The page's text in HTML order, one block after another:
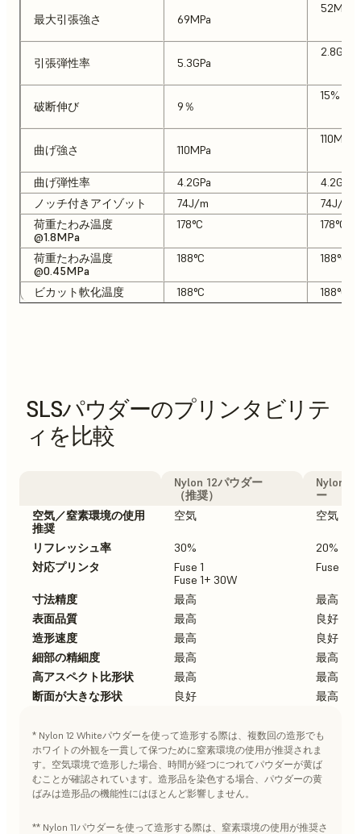
最大引張強さ 69MPa
52MPa
引張弾性率 5.3GPa
2.8GPa
破断伸び 9％
15%
曲げ強さ 110MPa
110MPa
曲げ弾性率 4.2GPa
4.2GPa
ノッチ付きアイゾット
74J/m
74J/m
荷重たわみ温度
@1.8MPa
178°C 178°C
荷重たわみ温度
@0.45MPa
188°C 188°C
ビカット軟化温度 188°C 188°C
SLSパウダーのプリンタビリテ
ィを比較
Nylon 12パウダー
（推奨）
Nylon
ー
空気／窒素環境の使用
推奨
空気 空気
リフレッシュ率 30%
20%
対応プリンタ
Fuse 1
Fuse 1+ 30W
Fuse 1+
寸法精度 最高
最高
表面品質
最高
良好
造形速度
最高
良好
細部の精細度
最高
最高
高アスペクト比形状
最高
最高
断面が大きな形状
良好 最高
* Nylon 12 Whiteパウダーを使って造形する際は、複数回の造形でも
ホワイトの外観を一貫して保つために窒素環境の使用が推奨されま
す。空気環境で造形した場合、時間が経つにつれてパウダーが黄ば
むことが確認されています。造形品を染色する場合、パウダーの黄
ばみは造形品の機能性にはほとんど影響しません。
** Nylon 11パウダーを使って造形する際は、窒素環境の使用が推奨さ